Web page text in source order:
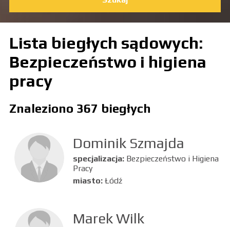
Lista biegłych sądowych:
Bezpieczeństwo i higiena
pracy
Znaleziono 367 biegłych
Dominik Szmajda
specjalizacja: Bezpieczeństwo i Higiena
Pracy
miasto: Łódź
Marek Wilk